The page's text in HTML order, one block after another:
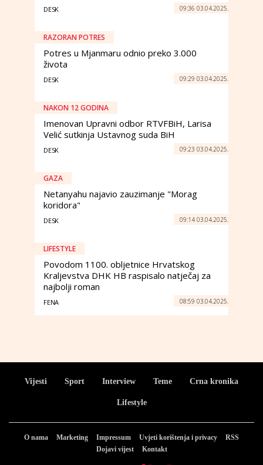
DESK 09:36 03.04.2025.
RAZORAN POTRES
Potres u Mjanmaru odnio preko 3.000
života
DESK 09:29 03.04.2025.
NAKON 12 GODINA
Imenovan Upravni odbor RTVFBiH, Larisa
Velić sutkinja Ustavnog suda BiH
DESK 09:23 03.04.2025.
GAZA
Netanyahu najavio zauzimanje "Morag
koridora"
DESK 09:14 03.04.2025.
LIFESTYLE
Povodom 1100. obljetnice Hrvatskog
Kraljevstva DHK HB raspisalo natječaj za
najbolji roman
FENA 08:59 03.04.2025.
Vijesti Sport Interview Teme Crna kronika
Lifestyle
O nama Marketing Impressum Uvjeti korištenja i privacy
RSS
Dojavi vijest
Kontakt